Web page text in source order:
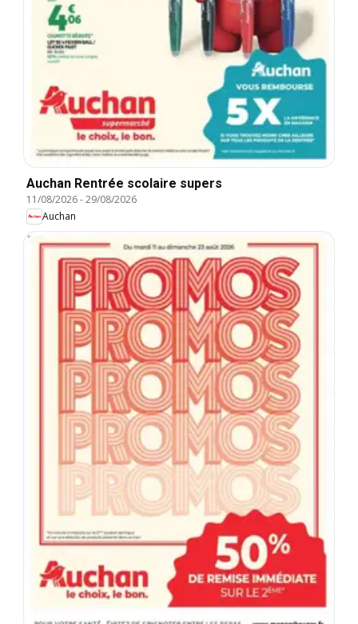
Auchan Rentrée scolaire supers
11/08/2026-29/08/2026
Auchan